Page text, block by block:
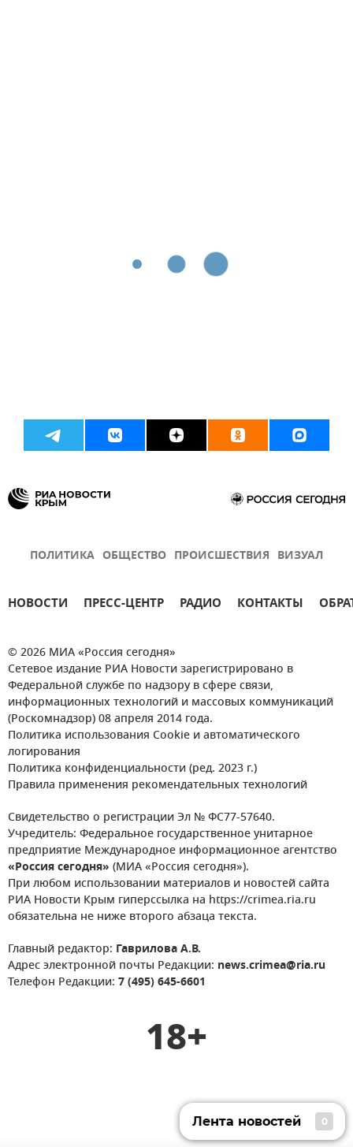
ПОЛИТИКА ОБЩЕСТВО ПРОИСШЕСТВИЯ ВИЗУАЛ
НОВОСТИ ПРЕСС-ЦЕНТР РАДИО КОНТАКТЫ
© 2026 МИА «Россия сегодня»
Сетевое издание РИА Новости зарегистрировано в
Федеральной службе по надзору в сфере связи,
информационных технологий и массовых коммуникаций
(Роскомнадзор) 08 апреля 2014 года.
Политика использования Cookie и автоматического
логирования
Политика конфиденциальности (ред. 2023 г.)
Правила применения рекомендательных технологий
Свидетельство о регистрации Эл № ФС77-57640.
Учредитель: Федеральное государственное унитарное
предприятие Международное информационное агентство
«Россия сегодня» (МИА «Россия сегодня»).
При любом использовании материалов и новостей сайта
РИА Новости Крым гиперссылка на https://crimea.ria.ru
обязательна не ниже второго абзаца текста.
Главный редактор: Гаврилова А.В.
Адрес электронной почты Редакции: news.crimea@ria.ru
Телефон Редакции: 7 (495) 645-6601
18+
Лента новостей 0
Лента новостей